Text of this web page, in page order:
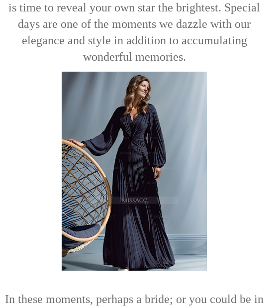
is time to reveal your own star the brightest. Special
days are one of the moments we dazzle with our
elegance and style in addition to accumulating
wonderful memories.
In these moments, perhaps a bride; or you could be in